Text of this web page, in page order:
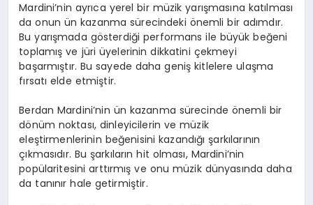
Mardini’nin ayrıca yerel bir müzik yarışmasına katılması
da onun ün kazanma sürecindeki önemli bir adımdır.
Bu yarışmada gösterdiği performans ile büyük beğeni
toplamış ve jüri üyelerinin dikkatini çekmeyi
başarmıştır. Bu sayede daha geniş kitlelere ulaşma
fırsatı elde etmiştir.
Berdan Mardini’nin ün kazanma sürecinde önemli bir
dönüm noktası, dinleyicilerin ve müzik
eleştirmenlerinin beğenisini kazandığı şarkılarının
çıkmasıdır. Bu şarkıların hit olması, Mardini’nin
popülaritesini arttırmış ve onu müzik dünyasında daha
da tanınır hale getirmiştir.